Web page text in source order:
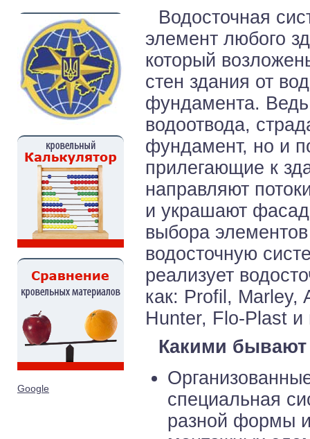
Google
Водосточная
элемент любого
который
стен здания от
фундамента.
водоотвода,
фундамент, но и
прилегающие к
направляют
и украшают фасад
выбора
водосточную
реализует
как: Profil, Marley,
Hunter, Flo-Plast и
Какими бывают
специальная
разной формы